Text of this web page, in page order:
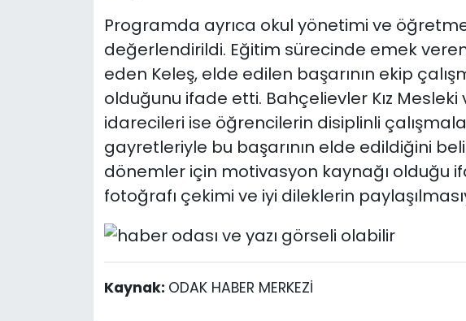
Programda ayrıca okul yönetimi ve
değerlendirildi. Eğitim sürecinde emek
eden Keleş, elde edilen başarının ekip
olduğunu ifade etti. Bahçelievler Kız Mesleki
idarecileri ise öğrencilerin disiplinli
gayretleriyle bu başarının elde edildiğini
dönemler için motivasyon kaynağı olduğu
fotoğrafı çekimi ve iyi dileklerin
Kaynak: ODAK HABER MERKEZİ